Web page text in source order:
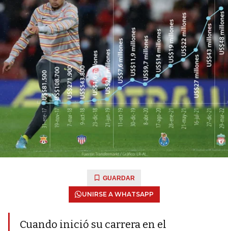
GUARDAR
UNIRSE A WHATSAPP
Cuando inició su carrera en el